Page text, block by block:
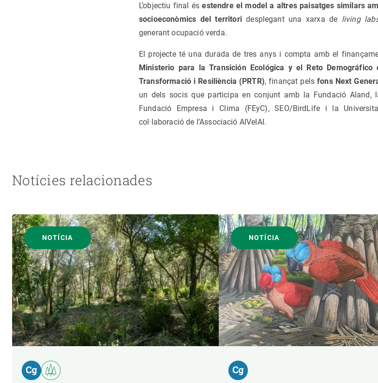
L’objectiu final ésestendre el model a altres paisatges similars
socioeconòmics del territoridesplegant una xarxa de living
generant ocupació verda.
El projecte té una durada de tres anys i compta amb el
Ministerio para la Transición Ecológica y el Reto
Transformació i Resiliència (PRTR), finançat pelsfons Next
un dels socis que participa en conjunt amb la Fundació Aland,
Fundació Empresa i Clima (FEyC), SEO/BirdLife i la
col·laboració de l’Associació AIVeIAI.
Notícies relacionades
NOTÍCIA NOTÍCIA